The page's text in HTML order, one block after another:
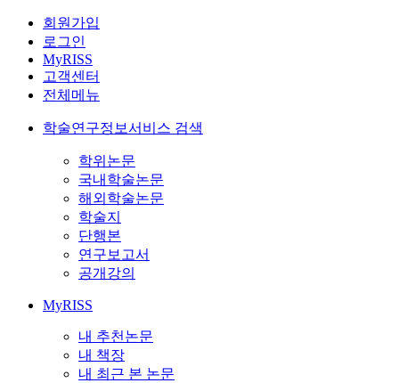
회원가입
로그인
MyRISS
고객센터
전체메뉴
학술연구정보서비스 검색
학위논문
국내학술논문
해외학술논문
학술지
단행본
연구보고서
공개강의
MyRISS
내 추천논문
내 책장
내 최근 본 논문